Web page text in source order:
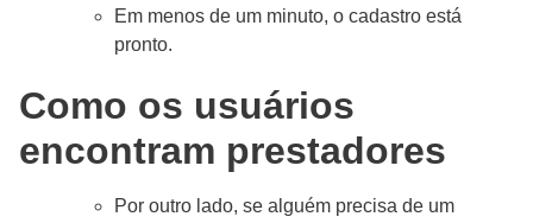
Em menos de um minuto, o cadastro está
pronto.
Como os usuários
encontram prestadores
Por outro lado, se alguém precisa de um